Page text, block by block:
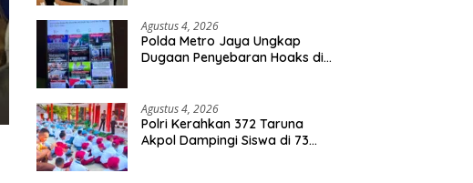
Agustus 4, 2026
Polda Metro Jaya Ungkap
Dugaan Penyebaran Hoaks di
Agustus 4, 2026
Polri Kerahkan 372 Taruna
Akpol Dampingi Siswa di 73